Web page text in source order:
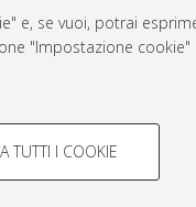
e, se vuoi, potrai
"Impostazione cookie"
COOKIE TECNICI
TUTTI I COOKIE